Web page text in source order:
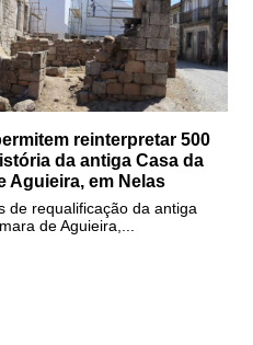
reinterpretar 500
da antiga Casa da
Aguieira, em Nelas
de requalificação da antiga
de Aguieira,...